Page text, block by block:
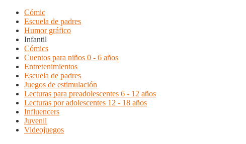
Cómic
Escuela de padres
Humor gráfico
Infantil
Cómics
Cuentos para niños 0 - 6 años
Entretenimientos
Escuela de padres
Juegos de estimulación
Lecturas para preadolescentes 6 - 12 años
Lecturas por adolescentes 12 - 18 años
Influencers
Juvenil
Videojuegos